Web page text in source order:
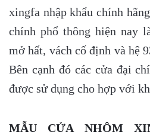
xingfa nhập khẩu chính
chính phổ thông hiện nay
mở hất, vách cố định và hệ
Bên cạnh đó các cửa đại
được sử dụng cho hợp với
MẪU CỬA NHÔM